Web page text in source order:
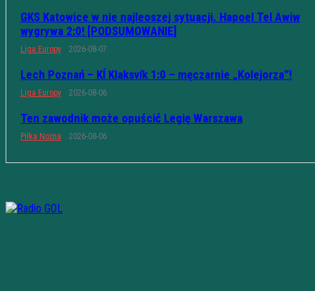
GKS Katowice w nie najleoszej sytuacji. Hapoel Tel Awiw
wygrywa 2:0! [PODSUMOWANIE]
Liga Europy 2026-08-07
Lech Poznań – KÍ Klaksvík 1:0 – męczarnie „Kolejorza”!
Liga Europy 2026-08-06
Ten zawodnik może opuścić Legię Warszawa
Piłka Nożna 2026-08-06